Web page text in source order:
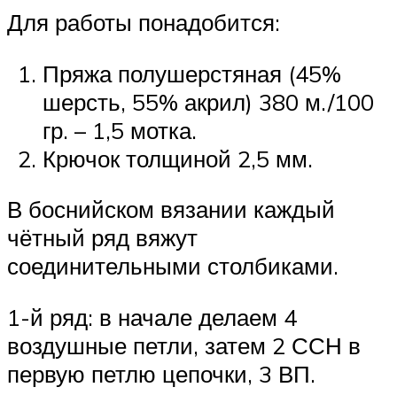
Для работы понадобится:
Пряжа полушерстяная (45%
шерсть, 55% акрил) 380 м./100
гр. – 1,5 мотка.
Крючок толщиной 2,5 мм.
В боснийском вязании каждый
чётный ряд вяжут
соединительными столбиками.
1-й ряд: в начале делаем 4
воздушные петли, затем 2 ССН в
первую петлю цепочки, 3 ВП.